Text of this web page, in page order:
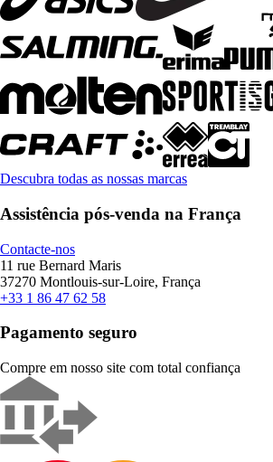
Descubra todas as nossas marcas
Assistência pós-venda na França
Contacte-nos
11 rue Bernard Maris
37270 Montlouis-sur-Loire, França
+33 1 86 47 62 58
Pagamento seguro
Compre em nosso site com total confiança